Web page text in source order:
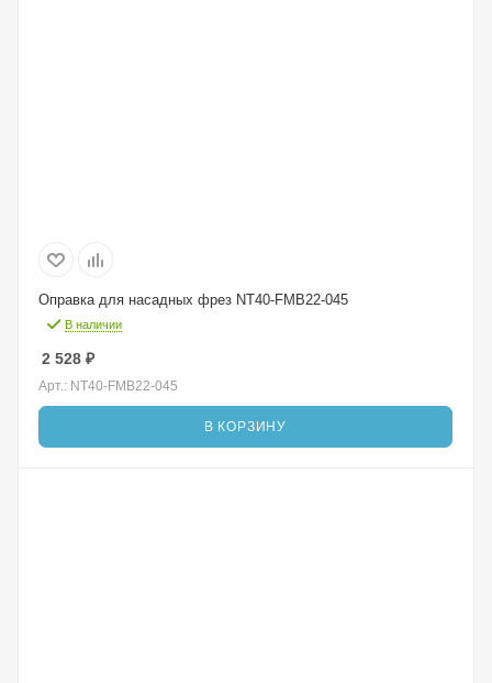
Оправка для насадных фрез NT40-FMB22-045
В наличии
2 528 ₽
Арт.: NT40-FMB22-045
В КОРЗИНУ